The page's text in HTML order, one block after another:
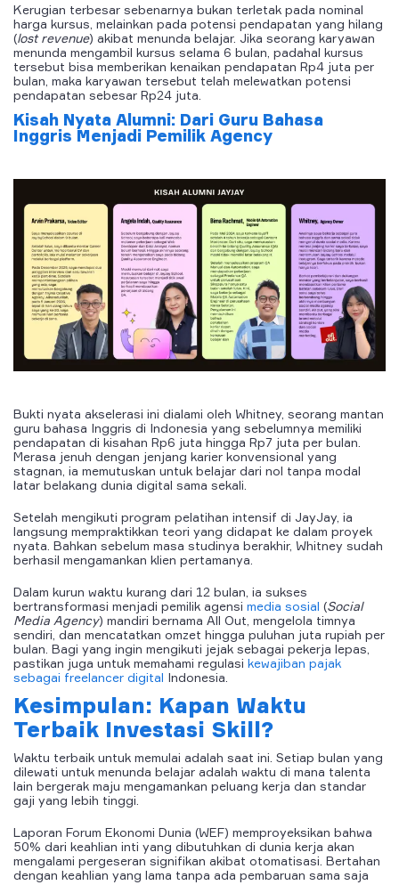
Kerugian terbesar sebenarnya bukan terletak pada nominal
harga kursus, melainkan pada potensi pendapatan yang hilang
(lost revenue) akibat menunda belajar. Jika seorang karyawan
menunda mengambil kursus selama 6 bulan, padahal kursus
tersebut bisa memberikan kenaikan pendapatan Rp4 juta per
bulan, maka karyawan tersebut telah melewatkan potensi
pendapatan sebesar Rp24 juta.
Kisah Nyata Alumni: Dari Guru Bahasa
Inggris Menjadi Pemilik Agency
Bukti nyata akselerasi ini dialami oleh Whitney, seorang mantan
guru bahasa Inggris di Indonesia yang sebelumnya memiliki
pendapatan di kisahan Rp6 juta hingga Rp7 juta per bulan.
Merasa jenuh dengan jenjang karier konvensional yang
stagnan, ia memutuskan untuk belajar dari nol tanpa modal
latar belakang dunia digital sama sekali.
Setelah mengikuti program pelatihan intensif di JayJay, ia
langsung mempraktikkan teori yang didapat ke dalam proyek
nyata. Bahkan sebelum masa studinya berakhir, Whitney sudah
berhasil mengamankan klien pertamanya.
Dalam kurun waktu kurang dari 12 bulan, ia sukses
bertransformasi menjadi pemilik agensi media sosial (Social
Media Agency) mandiri bernama All Out, mengelola timnya
sendiri, dan mencatatkan omzet hingga puluhan juta rupiah per
bulan. Bagi yang ingin mengikuti jejak sebagai pekerja lepas,
pastikan juga untuk memahami regulasi kewajiban pajak
sebagai freelancer digital Indonesia.
Kesimpulan: Kapan Waktu
Terbaik Investasi Skill?
Waktu terbaik untuk memulai adalah saat ini. Setiap bulan yang
dilewati untuk menunda belajar adalah waktu di mana talenta
lain bergerak maju mengamankan peluang kerja dan standar
gaji yang lebih tinggi.
Laporan Forum Ekonomi Dunia (WEF) memproyeksikan bahwa
50% dari keahlian inti yang dibutuhkan di dunia kerja akan
mengalami pergeseran signifikan akibat otomatisasi. Bertahan
dengan keahlian yang lama tanpa ada pembaruan sama saja